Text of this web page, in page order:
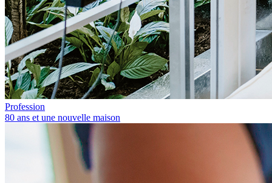
Profession
80 ans et une nouvelle maison